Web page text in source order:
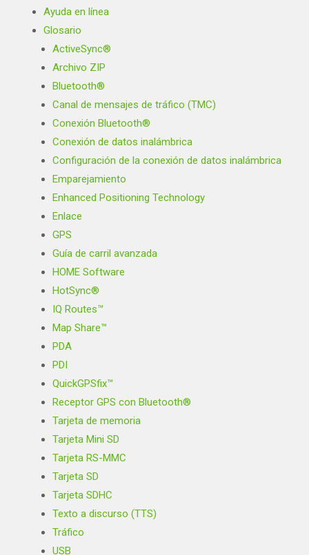
Ayuda en línea
Glosario
ActiveSync®
Archivo ZIP
Bluetooth®
Canal de mensajes de tráfico (TMC)
Conexión Bluetooth®
Conexión de datos inalámbrica
Configuración de la conexión de datos inalámbrica
Emparejamiento
Enhanced Positioning Technology
Enlace
GPS
Guía de carril avanzada
HOME Software
HotSync®
IQ Routes™
Map Share™
PDA
PDI
QuickGPSfix™
Receptor GPS con Bluetooth®
Tarjeta de memoria
Tarjeta Mini SD
Tarjeta RS-MMC
Tarjeta SD
Tarjeta SDHC
Texto a discurso (TTS)
Tráfico
USB